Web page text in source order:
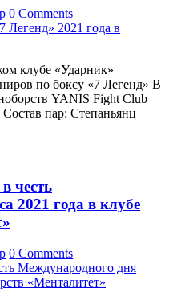
0 Comments
клубе «Ударник»
по боксу «7 Легенд» В
YANIS Fight Club
пар: Степаньянц
честь
2021 года в клубе
0 Comments